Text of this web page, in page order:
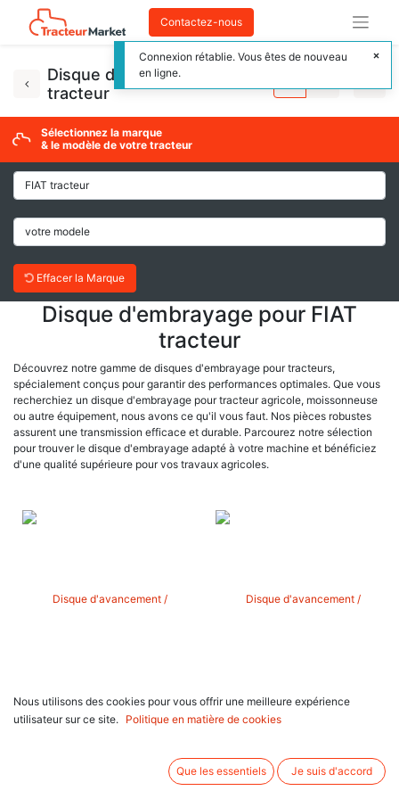
Contactez-nous
Disque d'embrayage
tracteur
Sélectionnez la marque
& le modèle de votre tracteur
Effacer la Marque
Disque d'embrayage pour FIAT
tracteur
Découvrez notre gamme de disques d'embrayage pour tracteurs,
spécialement conçus pour garantir des performances optimales. Que vous
recherchiez un disque d'embrayage pour tracteur agricole, moissonneuse
ou autre équipement, nous avons ce qu'il vous faut. Nos pièces robustes
assurent une transmission efficace et durable. Parcourez notre sélection
pour trouver le disque d'embrayage adapté à votre machine et bénéficiez
d'une qualité supérieure pour vos travaux agricoles.
pour tracteur Fiat 72-86 f
247,08€
pour tracteur Fiat 82-94
231,33 €
Nous utilisons des cookies pour vous offrir une meilleure expérience
utilisateur sur ce site.
Politique en matière de cookies
Que les essentiels Je suis d'accord
Connexion rétablie. Vous êtes de nouveau
en ligne.